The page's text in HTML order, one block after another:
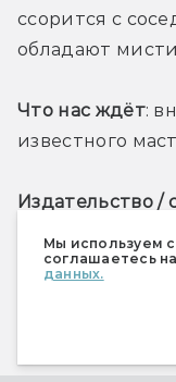
Мы используем
соглашаетесь на
данных.
ссорится с
обладают
Что нас ждёт:
известного
Издательство /
АСТ» /